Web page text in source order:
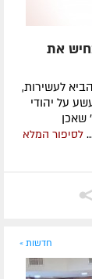
את
לעשירות,
על יהודי
שאכן
לסיפור המלא
חדשות »